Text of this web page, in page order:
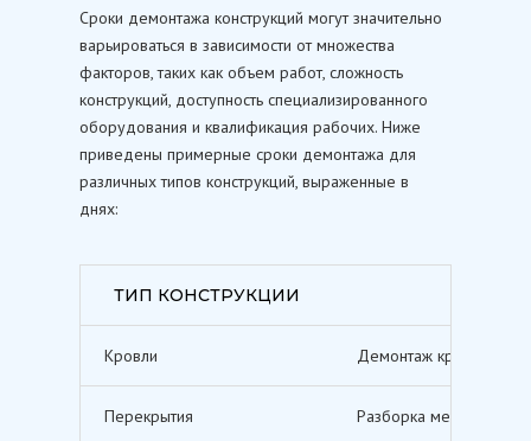
Сроки демонтажа конструкций могут значительно
варьироваться в зависимости от множества
факторов, таких как объем работ, сложность
конструкций, доступность специализированного
оборудования и квалификация рабочих. Ниже
приведены примерные сроки демонтажа для
различных типов конструкций, выраженные в
днях:
ТИП КОНСТРУКЦИИ
Кровли Демонтаж кровельных
Перекрытия Разборка межэтажных